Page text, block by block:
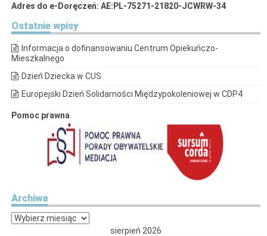
Adres do e-Doręczeń: AE:PL-75271-21820-JCWRW-34
Ostatnie wpisy
Informacja o dofinansowaniu Centrum Opiekuńczo-
Mieszkalnego
Dzień Dziecka w CUS
Europejski Dzień Solidarności Międzypokoleniowej w CDP4
Pomoc prawna
Archiwa
Archiwa
sierpień 2026